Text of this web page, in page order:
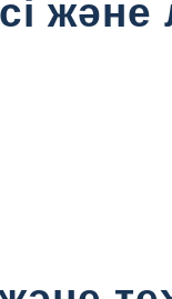
және